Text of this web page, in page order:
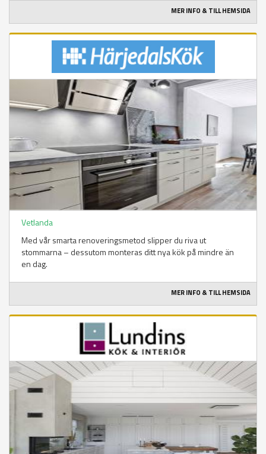
MER INFO & TILL HEMSIDA
Vetlanda
Med vår smarta renoveringsmetod slipper du riva ut
stommarna – dessutom monteras ditt nya kök på mindre än
en dag.
MER INFO & TILL HEMSIDA